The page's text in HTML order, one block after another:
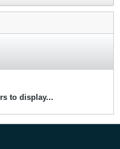
to display...